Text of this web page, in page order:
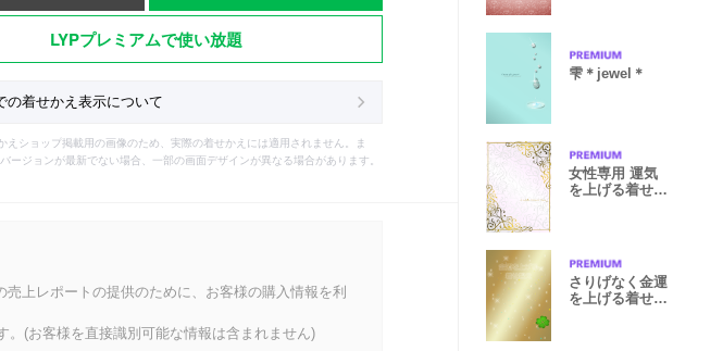
LYPプレミアムで使い放題
の着せかえ表示について
えショップ掲載用の画像のため、実際の着せかえには適用されません。ま
ージョンが最新でない場合、一部の画面デザインが異なる場合があります。
上レポートの提供のために、お客様の購入情報を利
(お客様を直接識別可能な情報は含まれません)
雫＊jewel＊
女性専用 運気
を上げる着せ替
さりげなく金運
を上げる着せ替